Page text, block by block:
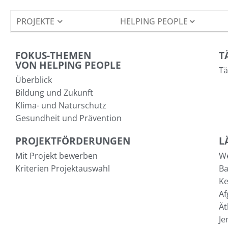
PROJEKTE HELPING PEOPLE
FOKUS-THEMEN
VON HELPING PEOPLE
Überblick
Bildung und Zukunft
Klima- und Naturschutz
Gesundheit und Prävention
PROJEKTFÖRDERUNGEN
Mit Projekt bewerben
Kriterien Projektauswahl